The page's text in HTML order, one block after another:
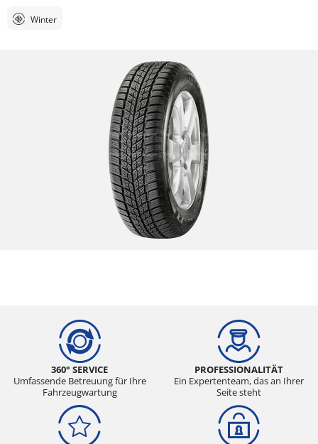
Winter
360° SERVICE
Umfassende Betreuung für Ihre
Fahrzeugwartung
PROFESSIONALITÄT
Ein Expertenteam, das an Ihrer
Seite steht